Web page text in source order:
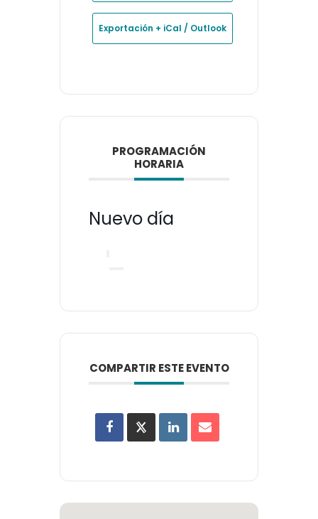
Exportación + iCal / Outlook
PROGRAMACIÓN
HORARIA
Nuevo día
COMPARTIR ESTE EVENTO